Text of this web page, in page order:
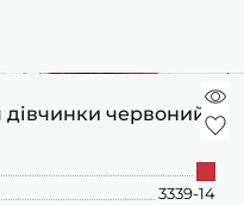
червоний
3339-14